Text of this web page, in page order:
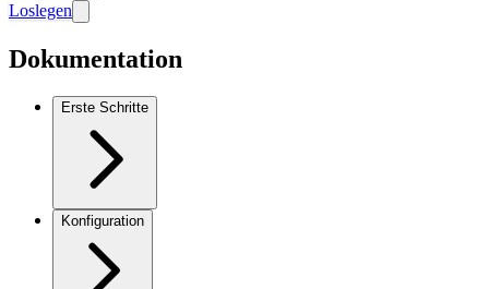
Loslegen
Dokumentation
Erste Schritte
Konfiguration